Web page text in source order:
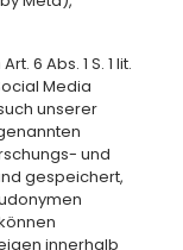
6 Abs. 1 S. 1 lit.
Media
unserer
und
gespeichert,
innerhalb